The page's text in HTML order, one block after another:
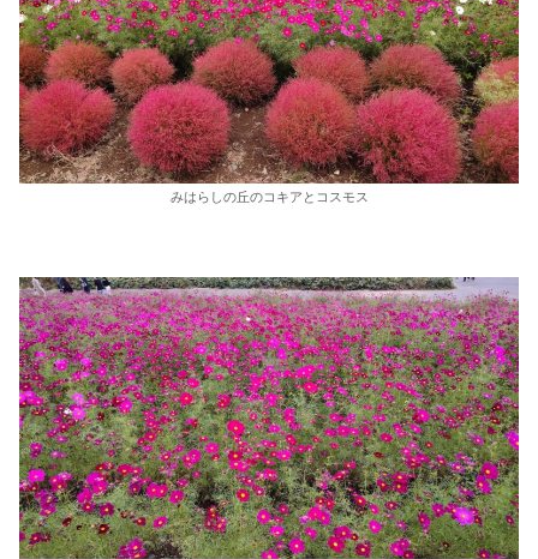
みはらしの丘のコキアとコスモス